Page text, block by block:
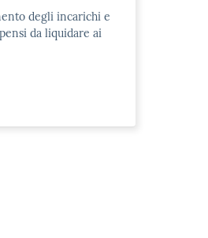
degli incarichi e
da liquidare ai